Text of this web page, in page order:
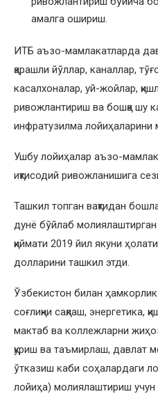
амалга ошириш.
ИТБ аъзо-мамлакатларда
қарашли йўллар, каналлар,
касалхоналар, уй-жойлар,
ривожлантириш ва бошқа шу
инфратузилма лойиҳаларини
Ушбу лойиҳалар аъзо-
иқтисодий ривожланишига
Ташкил топган вақтидан
дунё бўйлаб
қиймати 2019 йил якуни
долларини ташкил этди.
Ўзбекистон билан
соғлиқни сақлаш, энергетика,
мактаб ва коллежларни
қуриш ва таъмирлаш, давлат
ўтказиш каби соҳалардаги
лойиҳа) молиялаштириш